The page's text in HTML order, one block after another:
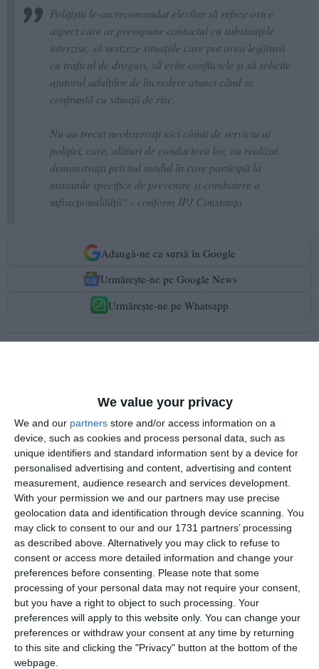
We value your privacy
We and our partners store and/or access information on a
device, such as cookies and process personal data, such as
unique identifiers and standard information sent by a device for
personalised advertising and content, advertising and content
measurement, audience research and services development.
With your permission we and our partners may use precise
geolocation data and identification through device scanning. You
may click to consent to our and our 1731 partners’ processing
as described above. Alternatively you may click to refuse to
consent or access more detailed information and change your
preferences before consenting.
Please note that some
processing of your personal data may not require your consent,
but you have a right to object to such processing. Your
preferences will apply to this website only. You can change your
preferences or withdraw your consent at any time by returning
to this site and clicking the "Privacy" button at the bottom of the
webpage.
Polițiștii le-au recomandat elevilor să refuze orice
aspect care ar presupune contactul cu substanțele
interzise, să sesizeze situațiile care pot avea legătură
cu traficul de droguri, să evite conflictele și să solicite
ajutorul adulților de încredere atunci când se
confruntă cu situații de risc.
Nu au trecut neobservați nici câinii de serviciu ai
poliției, care, alături de conductorii lor, au realizat
demonstrații privind modul în care participă la
misiunile specifice de prevenire și combatere a
infracționalității“ - conform IPJ Constanța
Adaugă-ne ca sursă în Google
Urmărește-ne pe Google News
Urmărește-ne pe Whatsapp
COMENTARII
Nume
Email
Comentariu